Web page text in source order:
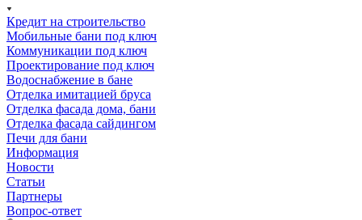
Кредит на строительство
Мобильные бани под ключ
Коммуникации под ключ
Проектирование под ключ
Водоснабжение в бане
Отделка имитацией бруса
Отделка фасада дома, бани
Отделка фасада сайдингом
Печи для бани
Информация
Новости
Статьи
Партнеры
Вопрос-ответ